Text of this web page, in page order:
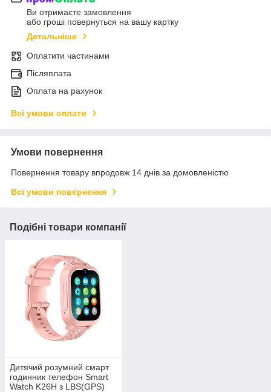
Ви отримаєте замовлення
або гроші повернуться на вашу картку
Детальніше
Оплатити частинами
Післяплата
Оплата на рахунок
Всі умови оплати
Умови повернення
Повернення товару впродовж 14 днів за домовленістю
Всі умови повернення
Подібні товари компанії
Дитячий розумний смарт
годинник телефон Smart
Watch K26H з LBS(GPS)